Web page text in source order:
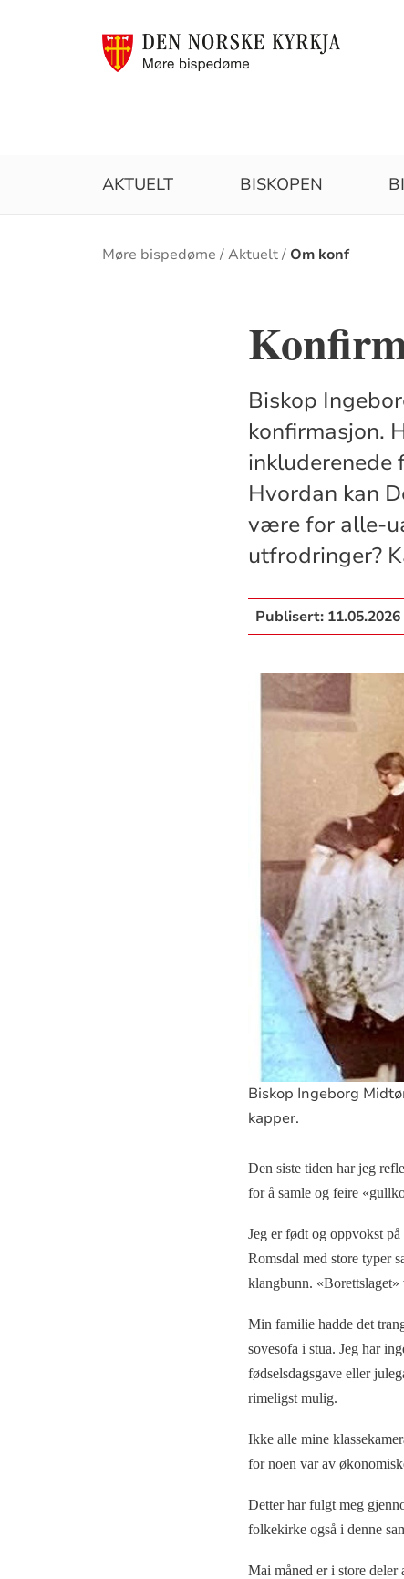
AKTUELT BISKOPEN
Brødsmulesti
Møre bispedøme Aktuelt Om konf
Biskop
konfirmasjon.
inkluderenede
Hvordan kan
være for alle-
utfrodringer?
Publisert: 11.05.2026
Biskop Ingeborg
kapper.
Den siste tiden har jeg
for å samle og feire
Jeg er født og oppvokst
Romsdal med store typer
klangbunn.
Min familie hadde det
sovesofa i stua. Jeg har
fødselsdagsgave eller
rimeligst mulig.
Ikke alle mine
for noen var av
Detter har fulgt meg
folkekirke også i denne
Mai måned er i store